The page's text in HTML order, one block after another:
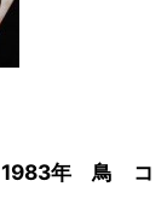
1983年 鳥 コ